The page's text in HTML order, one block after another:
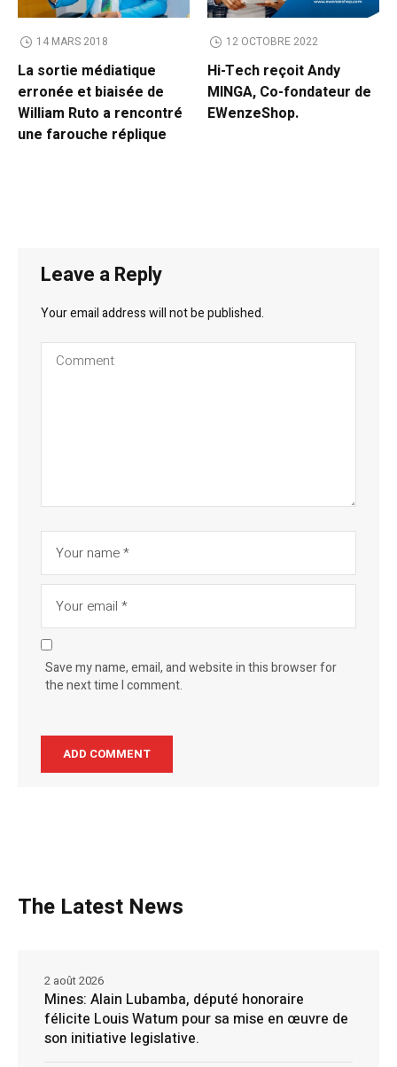
14 MARS 2018
La sortie médiatique
erronée et biaisée de
William Ruto a rencontré
une farouche réplique
12 OCTOBRE 2022
Hi-Tech reçoit Andy
MINGA, Co-fondateur de
EWenzeShop.
Leave a Reply
Your email address will not be published.
Save my name, email, and website in this browser for
the next time I comment.
The Latest News
Mines: Alain Lubamba, député honoraire
félicite Louis Watum pour sa mise en œuvre de
son initiative legislative.
2 août 2026